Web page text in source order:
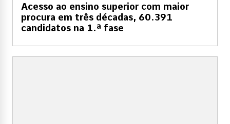
Acesso ao ensino superior com maior
procura em três décadas, 60.391
candidatos na 1.ª fase